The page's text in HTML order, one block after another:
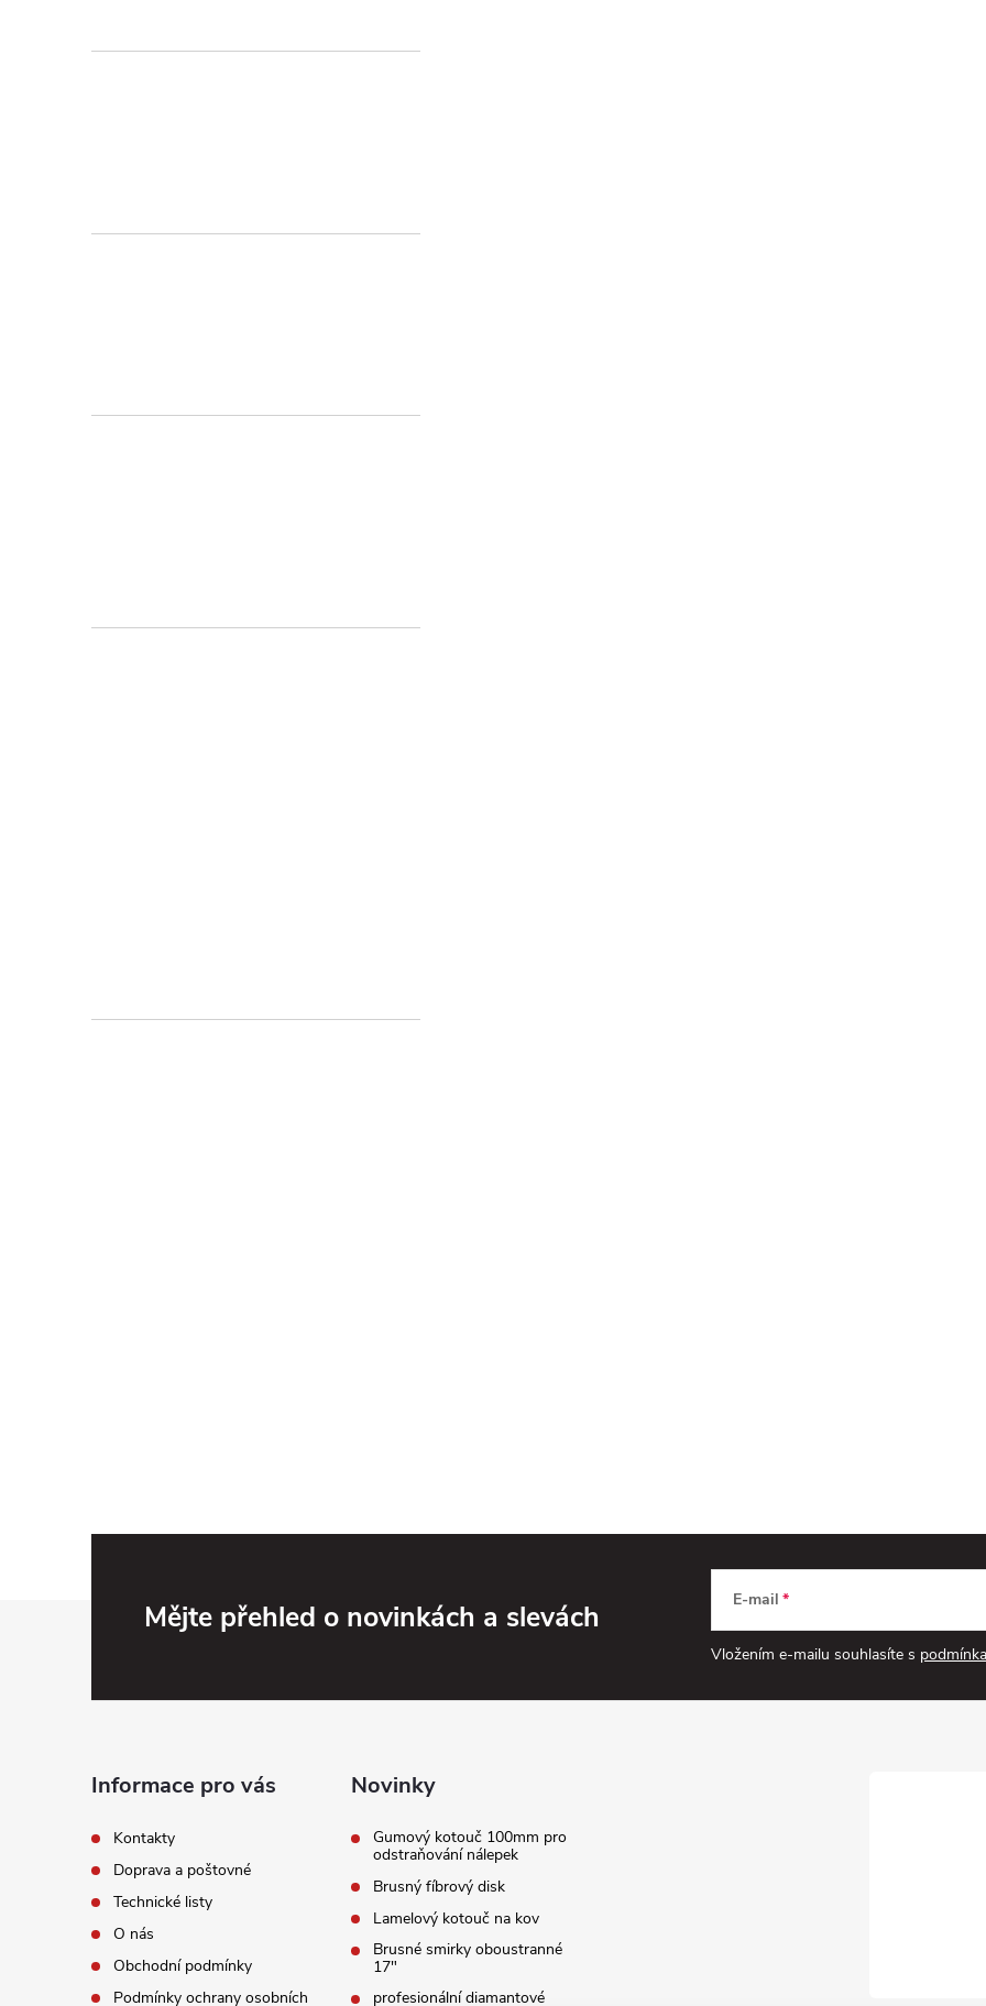
Mějte přehled o novinkách a slevách E-mail
Vložením e-mailu souhlasíte s
Informace pro vás
Kontakty
Doprava a poštovné
Technické listy
O nás
Obchodní podmínky
Podmínky ochrany osobních
Novinky
Gumový kotouč 100mm pro
odstraňování nálepek
Brusný fíbrový disk
Lamelový kotouč na kov
Brusné smirky oboustranné
17"
profesionální diamantové